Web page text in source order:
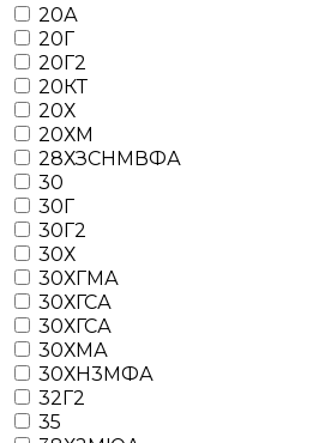
20А
20Г
20Г2
20КТ
20Х
20ХМ
28ХЗСНМВФА
30
30Г
30Г2
30Х
30ХГМА
30ХГСА
30ХГСА
30ХМА
30ХН3МФА
32Г2
35